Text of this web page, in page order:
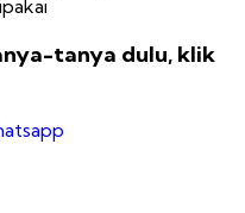
tanya dulu, klik